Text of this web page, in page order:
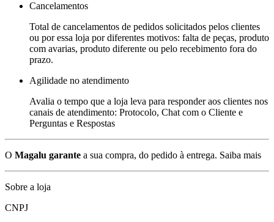
Cancelamentos
Total de cancelamentos de pedidos solicitados pelos clientes
ou por essa loja por diferentes motivos: falta de peças, produto
com avarias, produto diferente ou pelo recebimento fora do
prazo.
Agilidade no atendimento
Avalia o tempo que a loja leva para responder aos clientes nos
canais de atendimento: Protocolo, Chat com o Cliente e
Perguntas e Respostas
O Magalu garante a sua compra, do pedido à entrega. Saiba mais
Sobre a loja
CNPJ